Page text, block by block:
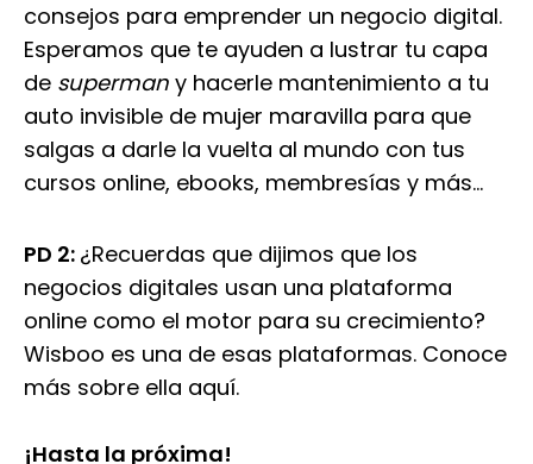
consejos para emprender un negocio digital.
Esperamos que te ayuden a lustrar tu capa
de superman y hacerle mantenimiento a tu
auto invisible de mujer maravilla para que
salgas a darle la vuelta al mundo con tus
cursos online, ebooks, membresías y más…
PD 2: ¿Recuerdas que dijimos que los
negocios digitales usan una plataforma
online como el motor para su crecimiento?
Wisboo es una de esas plataformas. Conoce
más sobre ella aquí.
¡Hasta la próxima!